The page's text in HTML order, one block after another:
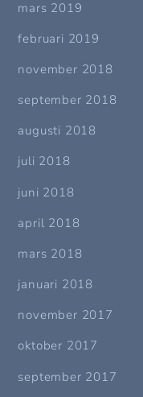
mars 2019
februari 2019
november 2018
september 2018
augusti 2018
juli 2018
juni 2018
april 2018
mars 2018
januari 2018
november 2017
oktober 2017
september 2017